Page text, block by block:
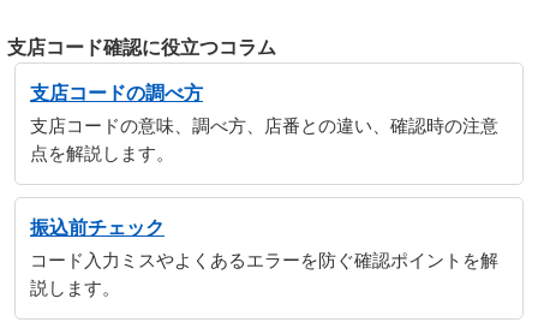
支店コード確認に役立つコラム
支店コードの調べ方
支店コードの意味、調べ方、店番との違い、確認時の注意
点を解説します。
振込前チェック
コード入力ミスやよくあるエラーを防ぐ確認ポイントを解
説します。